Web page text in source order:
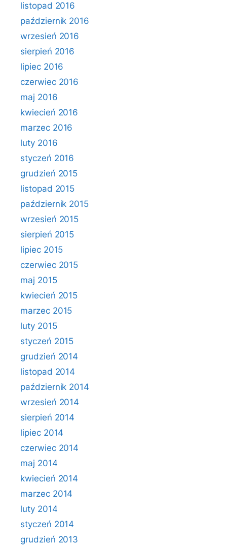
listopad 2016
październik 2016
wrzesień 2016
sierpień 2016
lipiec 2016
czerwiec 2016
maj 2016
kwiecień 2016
marzec 2016
luty 2016
styczeń 2016
grudzień 2015
listopad 2015
październik 2015
wrzesień 2015
sierpień 2015
lipiec 2015
czerwiec 2015
maj 2015
kwiecień 2015
marzec 2015
luty 2015
styczeń 2015
grudzień 2014
listopad 2014
październik 2014
wrzesień 2014
sierpień 2014
lipiec 2014
czerwiec 2014
maj 2014
kwiecień 2014
marzec 2014
luty 2014
styczeń 2014
grudzień 2013